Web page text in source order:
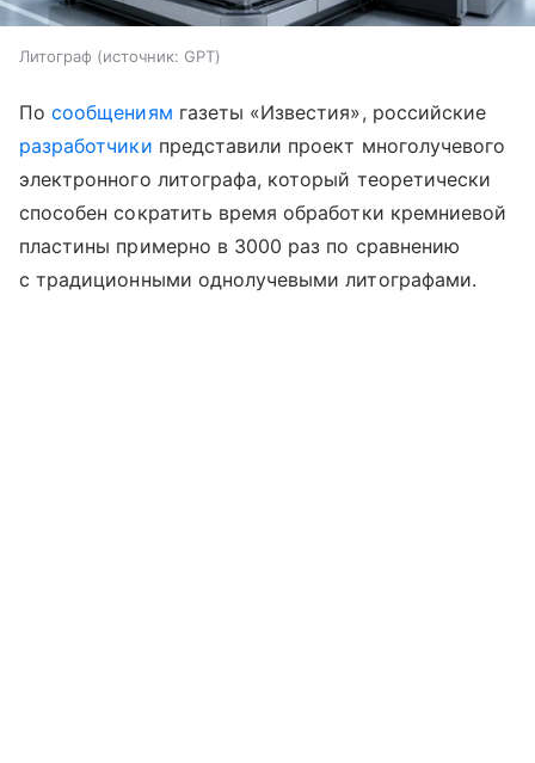
Литограф источник: GPT
Посообщениям газеты «Известия», российские
разработчики представили проект многолучевого
электронного литографа, который теоретически
способен сократить время обработки кремниевой
пластины примерно в 3000 раз по сравнению
с традиционными однолучевыми литографами.